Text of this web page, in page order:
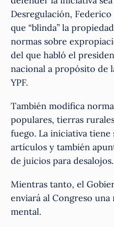
Desregulación,
que “blinda” la
normas sobre
del que habló el
nacional a propósito de
YPF.
También modifica
populares, tierras
fuego. La iniciativa tiene
artículos y también
de juicios para desalojos.
Mientras tanto, el
enviará al Congreso una
mental.